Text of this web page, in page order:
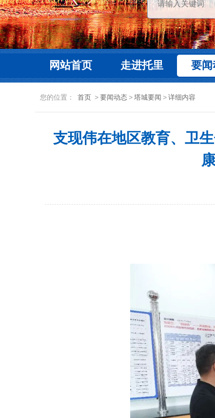
网站首页 走进托里 要
您的位置： 首页 >要闻动态>塔城要闻 >详细内容
支现伟在地区教育、卫